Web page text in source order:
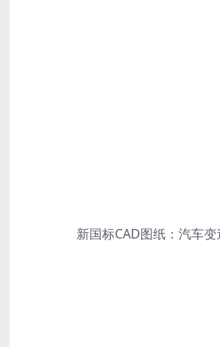
新国标CAD图纸：汽车